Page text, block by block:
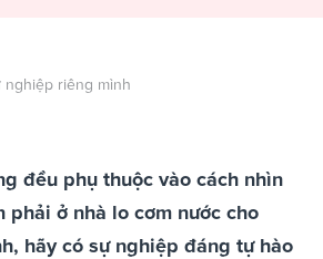
nghiệp riêng mình
đều phụ thuộc vào cách nhìn
ở nhà lo cơm nước cho
hãy có sự nghiệp đáng tự hào